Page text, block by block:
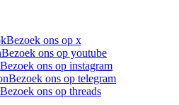
Bezoek ons op x
Bezoek ons op youtube
Bezoek ons op instagram
Bezoek ons op telegram
Bezoek ons op threads